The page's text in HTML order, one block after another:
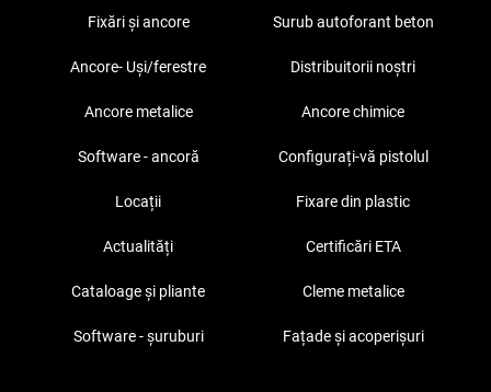
Fixări și ancore Surub autoforant beton
Ancore- Uși/ferestre Distribuitorii noștri
Ancore metalice Ancore chimice
Software - ancoră Configurați-vă pistolul
Locații Fixare din plastic
Actualități Certificări ETA
Cataloage și pliante Cleme metalice
Software - șuruburi Fațade și acoperișuri